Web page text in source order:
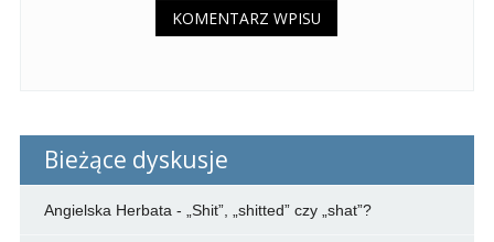
Bieżące dyskusje
Angielska Herbata - „Shit”, „shitted” czy „shat”?